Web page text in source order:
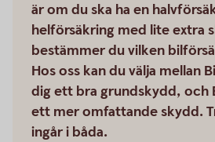
är om du ska ha en
helförsäkring med lite extra
bestämmer du vilken
Hos oss kan du välja mellan
dig ett bra grundskydd, och
ett mer omfattande skydd.
ingår i båda.